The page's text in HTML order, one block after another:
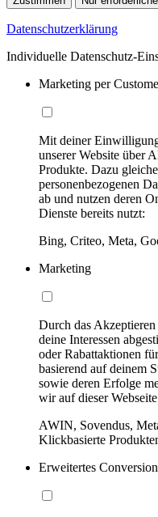
Datenschutzerklärung
Individuelle Datenschutz-
Marketing per
Mit deiner
unserer Website über
Produkte. Dazu
personenbezogenen
ab und nutzen deren
Dienste bereits nutzt:
Bing, Criteo, Meta,
Marketing
Durch das
deine Interessen
oder Rabattaktionen
basierend auf deinem
sowie deren Erfolge
wir auf dieser
AWIN, Sovendus,
Klickbasierte
Erweitertes